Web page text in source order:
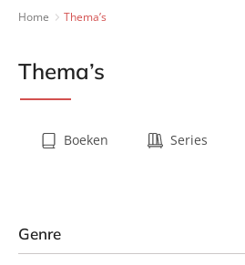
Home Thema’s
Thema’s
Boeken Series
Genre